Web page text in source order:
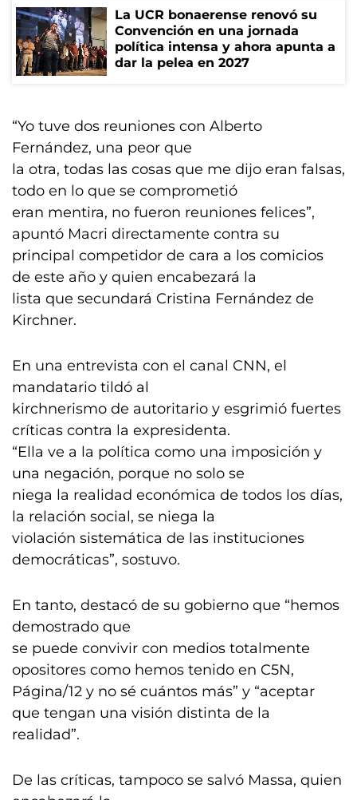
La UCR bonaerense renovó su
Convención en una jornada
política intensa y ahora apunta a
dar la pelea en 2027
“Yo tuve dos reuniones con Alberto
Fernández, una peor que
la otra, todas las cosas que me dijo eran falsas,
todo en lo que se comprometió
eran mentira, no fueron reuniones felices”,
apuntó Macri directamente contra su
principal competidor de cara a los comicios
de este año y quien encabezará la
lista que secundará Cristina Fernández de
Kirchner.
En una entrevista con el canal CNN, el
mandatario tildó al
kirchnerismo de autoritario y esgrimió fuertes
críticas contra la expresidenta.
“Ella ve a la política como una imposición y
una negación, porque no solo se
niega la realidad económica de todos los días,
la relación social, se niega la
violación sistemática de las instituciones
democráticas”, sostuvo.
En tanto, destacó de su gobierno que “hemos
demostrado que
se puede convivir con medios totalmente
opositores como hemos tenido en C5N,
Página/12 y no sé cuántos más” y “aceptar
que tengan una visión distinta de la
realidad”.
De las críticas, tampoco se salvó Massa, quien